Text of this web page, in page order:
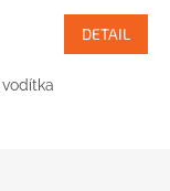
DETAIL